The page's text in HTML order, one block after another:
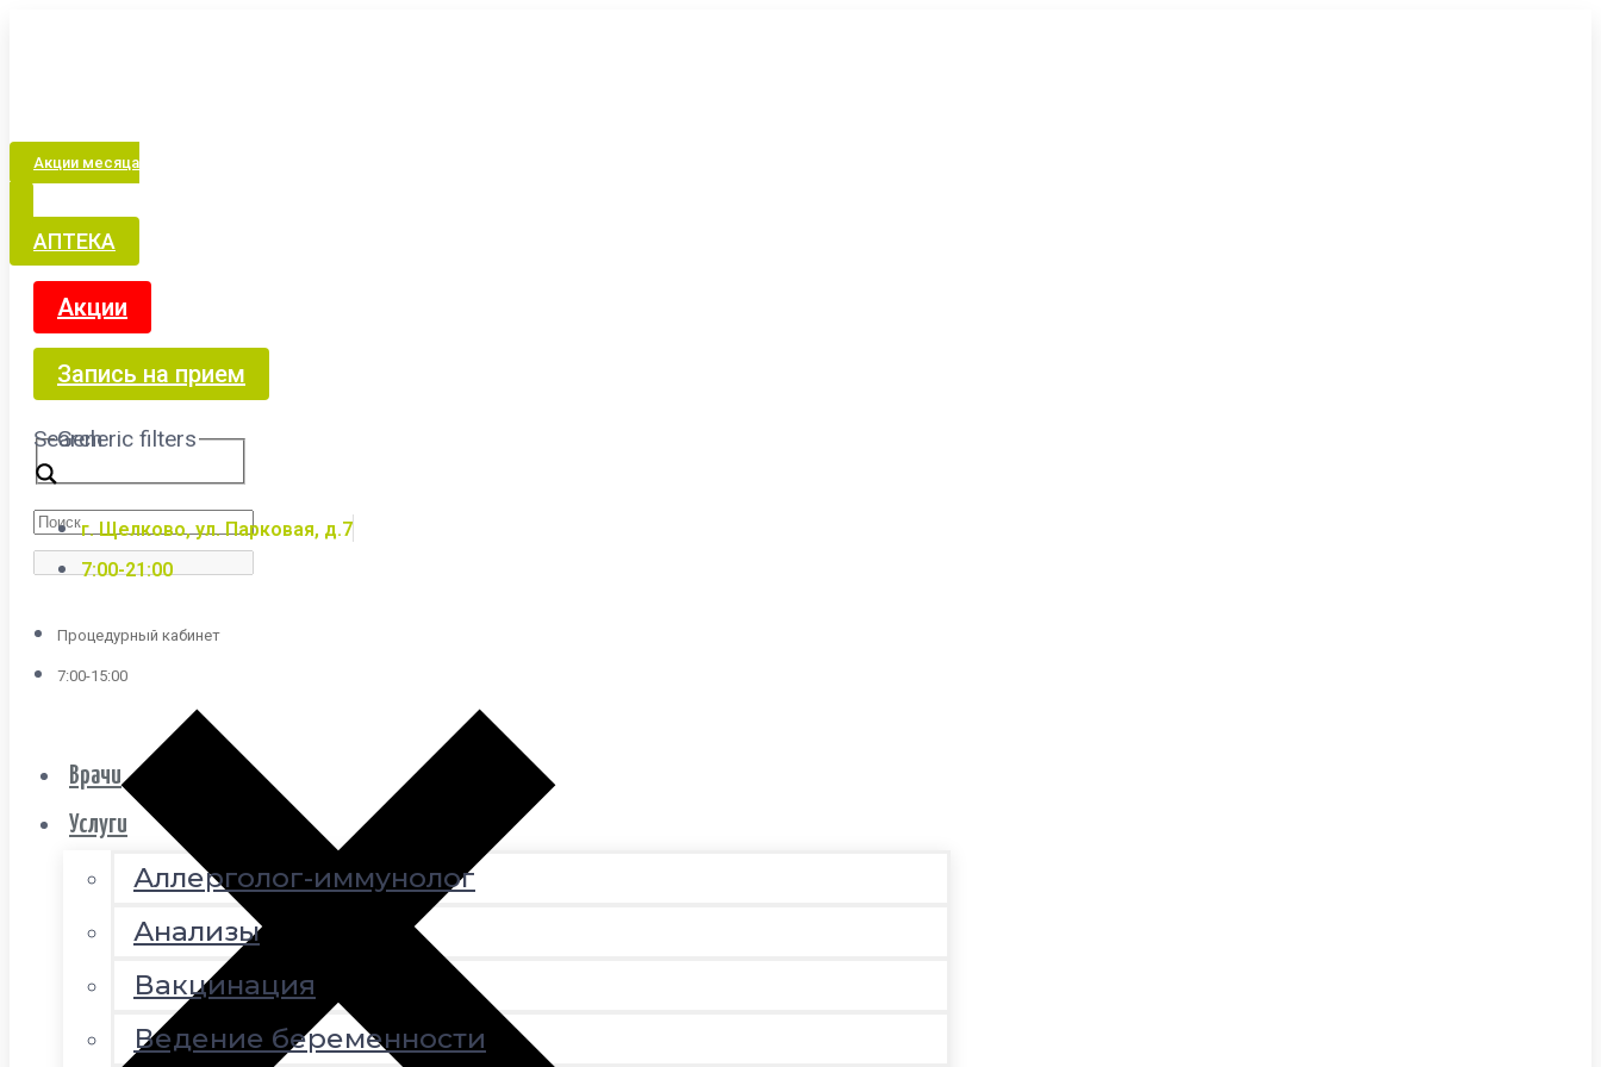
Акции месяца
АПТЕКА
Акции
Запись на прием
Search
Generic filters
г. Щелково, ул. Парковая, д.7
7:00-21:00
Процедурный кабинет
7:00-15:00
Врачи
Услуги
Аллерголог-иммунолог
Анализы
Вакцинация
Ведение беременности